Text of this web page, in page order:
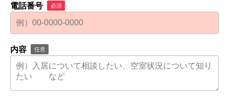
電話番号 必須
内容 任意